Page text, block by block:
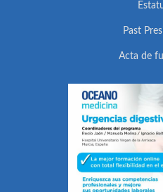
Past
Acta de